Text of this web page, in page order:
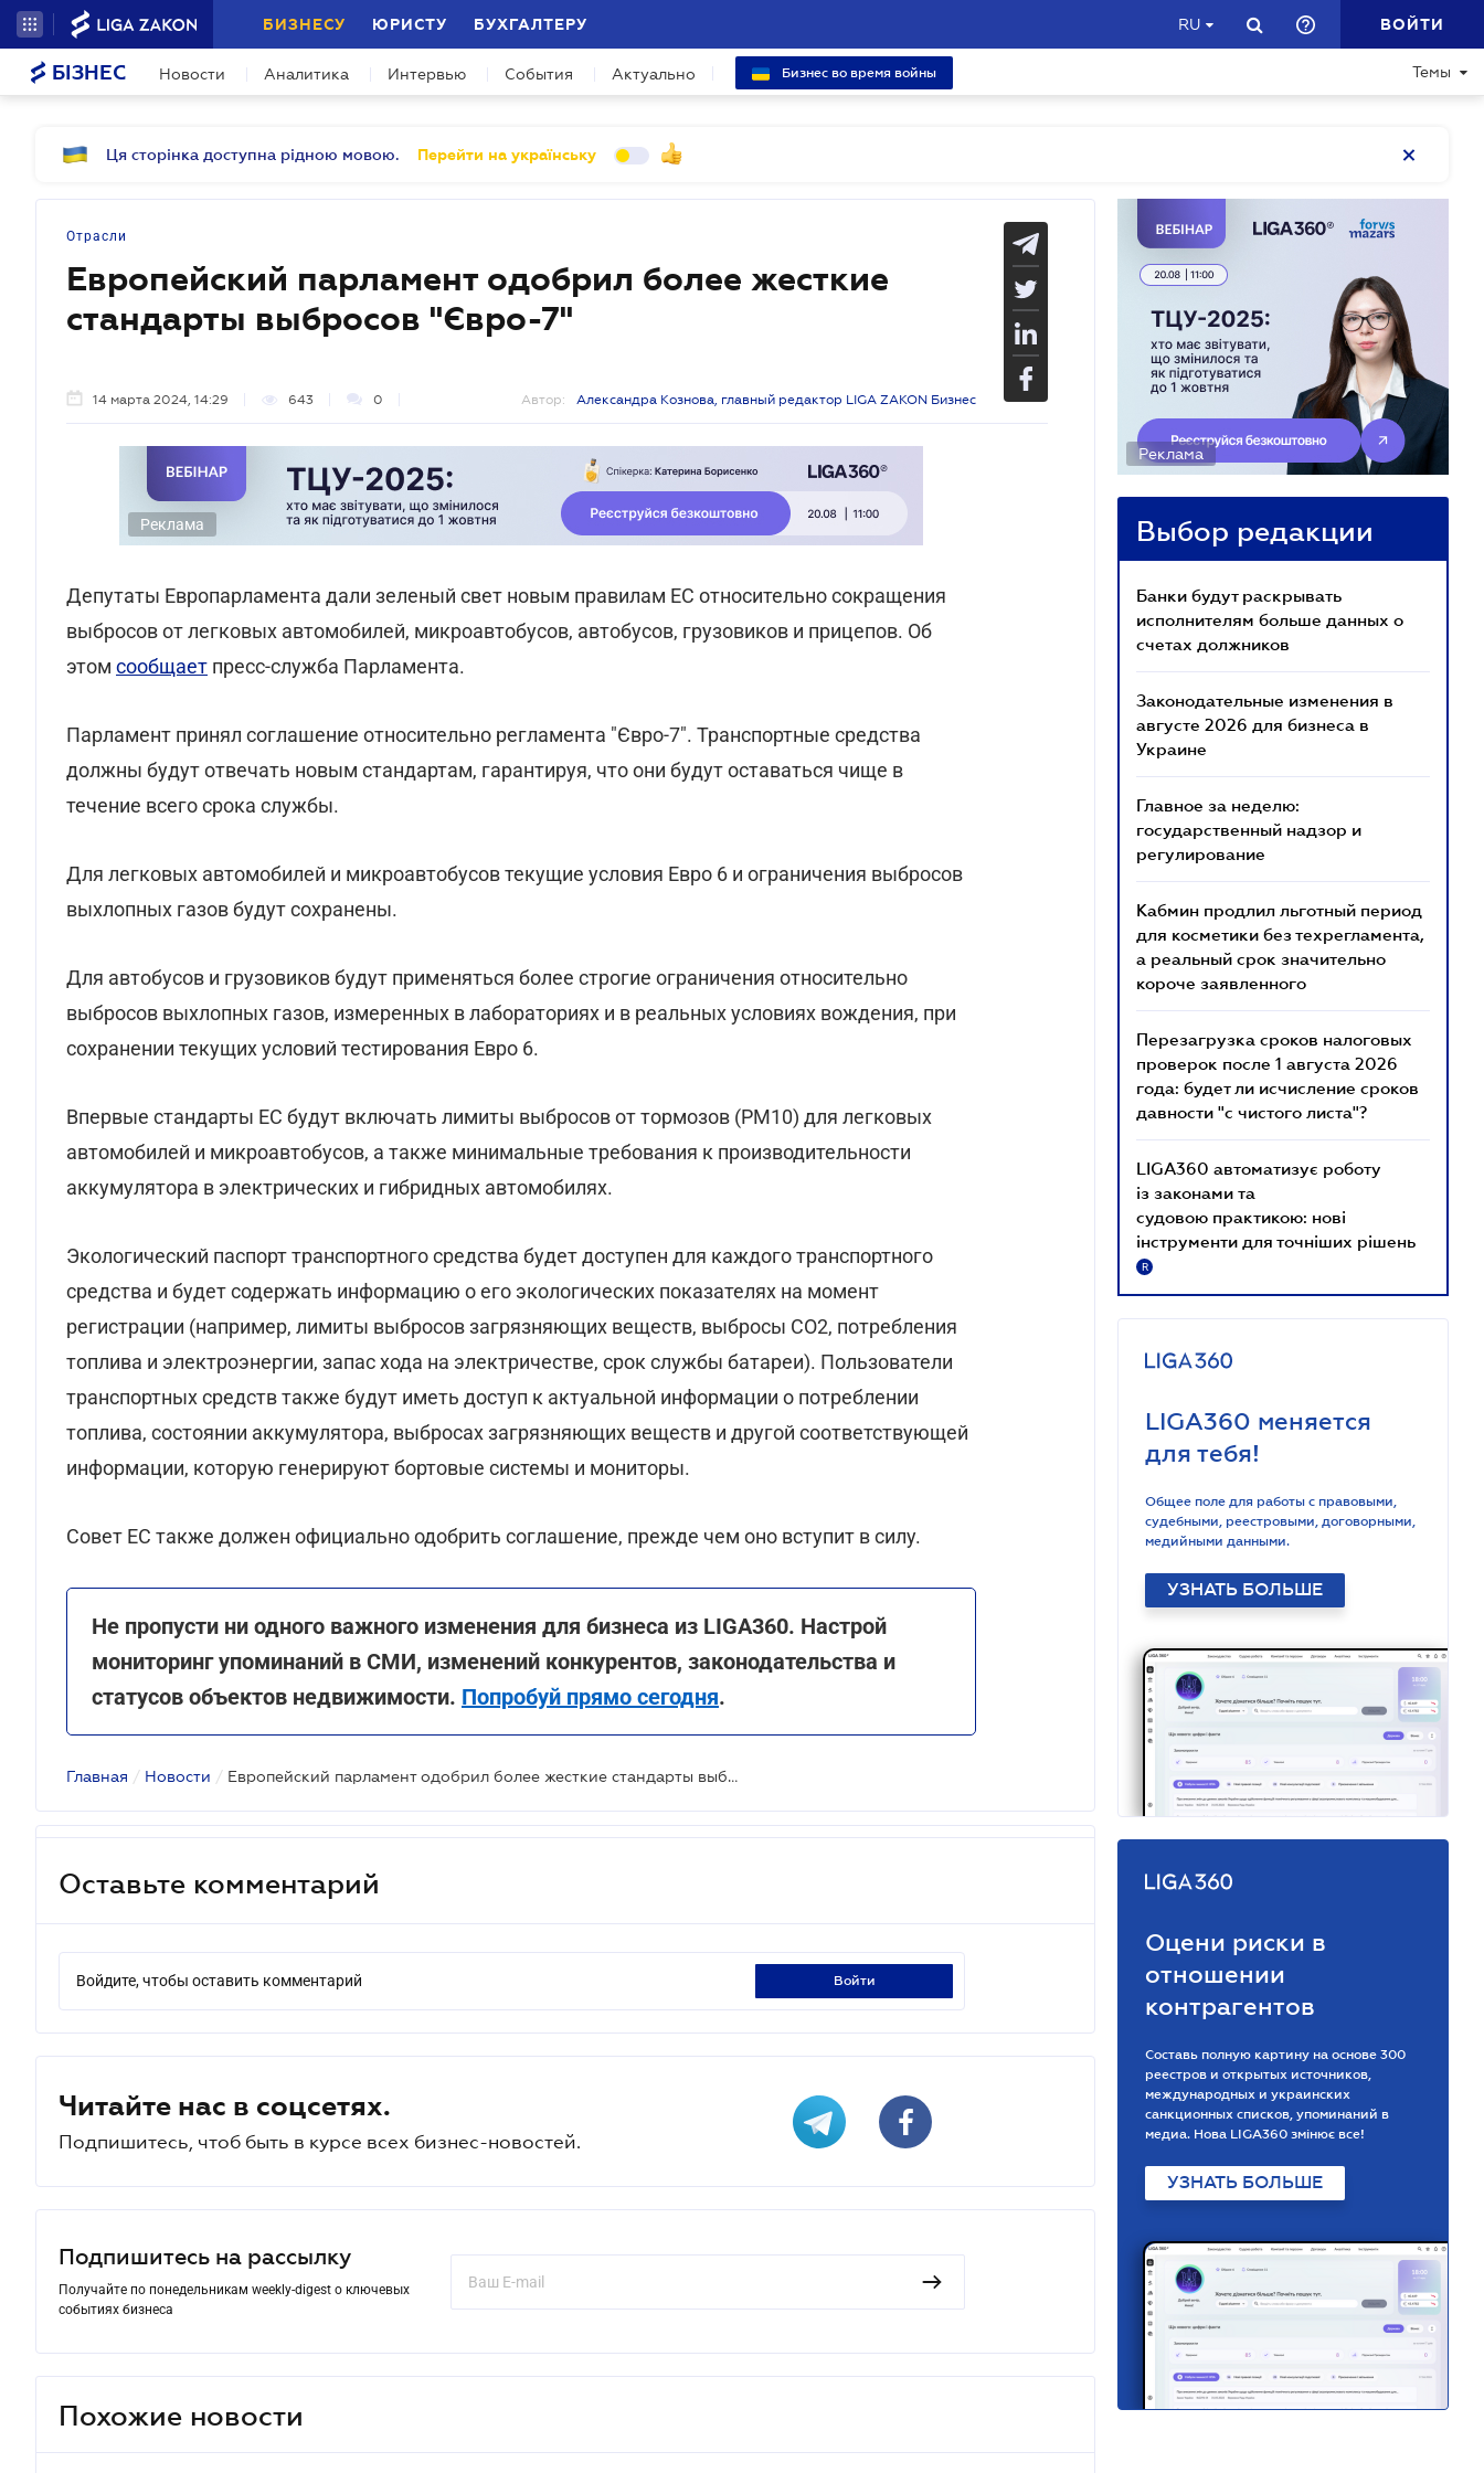
БИЗНЕСУ ЮРИСТУ БУХГАЛТЕРУ RU ВОЙТИ
БІЗНЕС Новости Аналитика Интервью События Актуально Бизнес во время войны Темы
Ця сторінка доступна рідною мовою. Перейти на українську
Отрасли
Европейский парламент одобрил более жесткие
стандарты выбросов "Євро-7"
14 марта 2024, 14:29 643 0 Автор: Александра Кознова, главный редактор LIGA ZAKON Бизнес
Реклама
Депутаты Европарламента дали зеленый свет новым правилам ЕС относительно сокращения
выбросов от легковых автомобилей, микроавтобусов, автобусов, грузовиков и прицепов. Об
этом сообщает пресс-служба Парламента.
Парламент принял соглашение относительно регламента "Євро-7". Транспортные средства
должны будут отвечать новым стандартам, гарантируя, что они будут оставаться чище в
течение всего срока службы.
Для легковых автомобилей и микроавтобусов текущие условия Евро 6 и ограничения выбросов
выхлопных газов будут сохранены.
Для автобусов и грузовиков будут применяться более строгие ограничения относительно
выбросов выхлопных газов, измеренных в лабораториях и в реальных условиях вождения, при
сохранении текущих условий тестирования Евро 6.
Впервые стандарты ЕС будут включать лимиты выбросов от тормозов (PM10) для легковых
автомобилей и микроавтобусов, а также минимальные требования к производительности
аккумулятора в электрических и гибридных автомобилях.
Экологический паспорт транспортного средства будет доступен для каждого транспортного
средства и будет содержать информацию о его экологических показателях на момент
регистрации (например, лимиты выбросов загрязняющих веществ, выбросы CO2, потребления
топлива и электроэнергии, запас хода на электричестве, срок службы батареи). Пользователи
транспортных средств также будут иметь доступ к актуальной информации о потреблении
топлива, состоянии аккумулятора, выбросах загрязняющих веществ и другой соответствующей
информации, которую генерируют бортовые системы и мониторы.
Совет ЕС также должен официально одобрить соглашение, прежде чем оно вступит в силу.
Не пропусти ни одного важного изменения для бизнеса из LIGA360. Настрой
мониторинг упоминаний в СМИ, изменений конкурентов, законодательства и
статусов объектов недвижимости. Попробуй прямо сегодня.
Главная / Новости / Европейский парламент одобрил более жесткие стандарты выбросов "Євро-7"
Оставьте комментарий
Войдите, чтобы оставить комментарий войти
Читайте нас в соцсетях.
Подпишитесь, чтоб быть в курсе всех бизнес-новостей.
Подпишитесь на рассылку
Получайте по понедельникам weekly-digest о ключевых
событиях бизнеса
Похожие новости
Реклама
Выбор редакции
Банки будут раскрывать
исполнителям больше данных о
счетах должников
Законодательные изменения в
августе 2026 для бизнеса в
Украине
Главное за неделю:
государственный надзор и
регулирование
Кабмин продлил льготный период
для косметики без техрегламента,
а реальный срок значительно
короче заявленного
Перезагрузка сроков налоговых
проверок после 1 августа 2026
года: будет ли исчисление сроков
давности "с чистого листа"?
LIGA360 автоматизує роботу
із законами та
судовою практикою: нові
інструменти для точніших рішень
R
LIGA360 меняется
для тебя!
Общее поле для работы с правовыми,
судебными, реестровыми, договорными,
медийными данными.
УЗНАТЬ БОЛЬШЕ
Оцени риски в
отношении
контрагентов
Составь полную картину на основе 300
реестров и открытых источников,
международных и украинских
санкционных списков, упоминаний в
медиа. Нова LIGA360 змінює все!
УЗНАТЬ БОЛЬШЕ